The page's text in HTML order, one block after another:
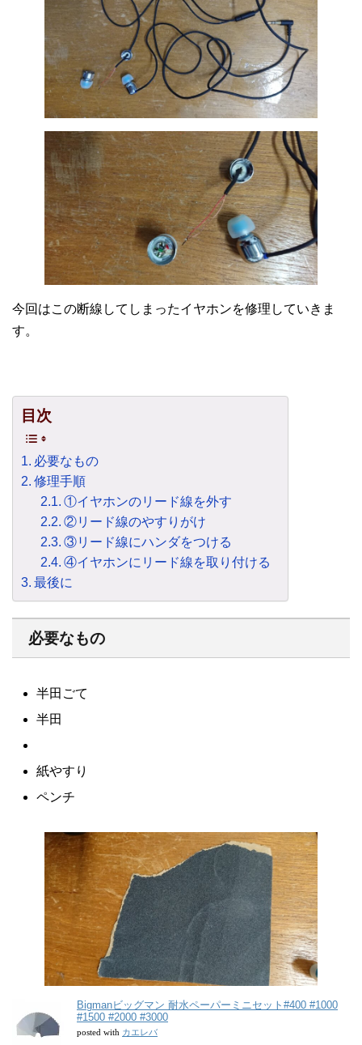
今回はこの断線してしまったイヤホンを修理していきま
す。
目次
必要なもの
修理手順
①イヤホンのリード線を外す
②リード線のやすりがけ
③リード線にハンダをつける
④イヤホンにリード線を取り付ける
最後に
必要なもの
半田ごて
半田
紙やすり
ペンチ
Bigmanビッグマン 耐水ペーパーミニセット#400 #1000
#1500 #2000 #3000
posted with カエレバ